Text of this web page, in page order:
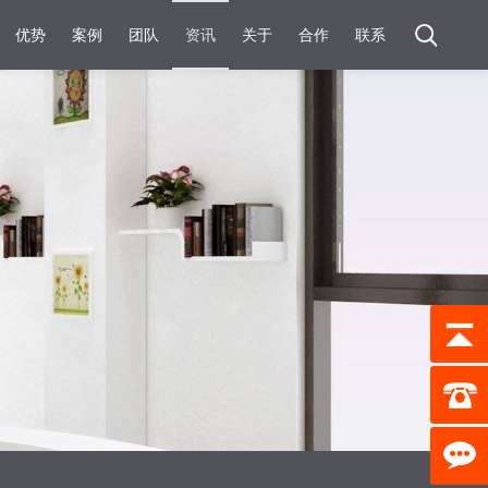
优势 案例 团队 资讯 关于 合作 联系